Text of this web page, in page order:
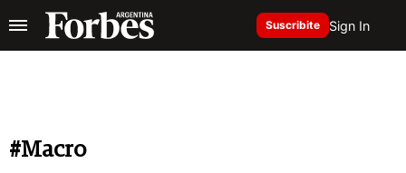
Suscribite Sign In
#Macro